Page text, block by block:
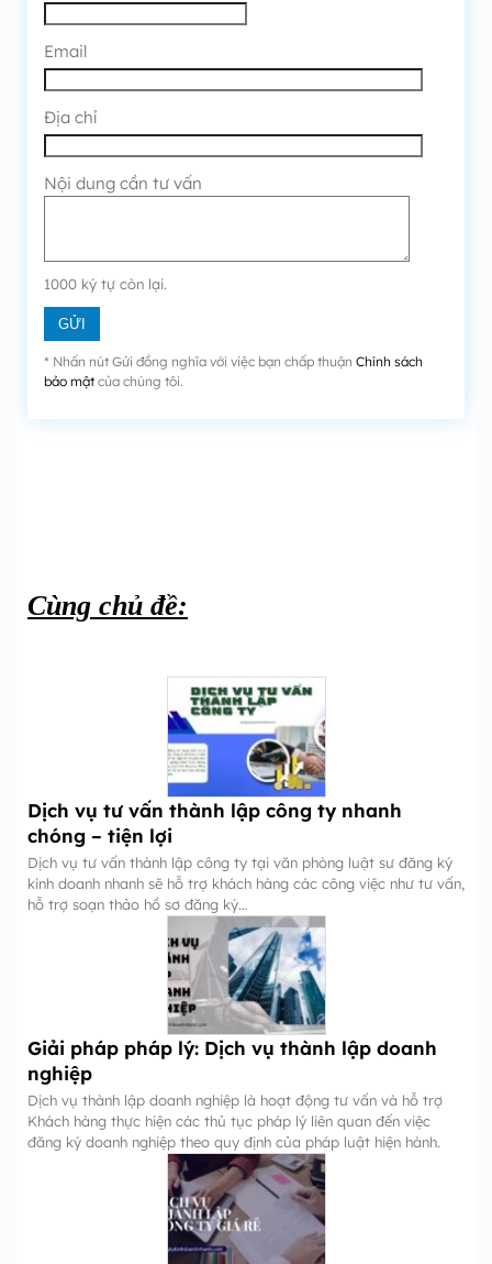
Email
Địa chỉ
Nội dung cần tư vấn
1000 ký tự còn lại.
* Nhấn nút Gửi đồng nghĩa với việc bạn chấp thuận Chính sách
bảo mậtcủa chúng tôi.
Cùng chủ đề:
Dịch vụ tư vấn thành lập công ty nhanh
chóng – tiện lợi
Dịch vụ tư vấn thành lập công ty tại văn phòng luật sư đăng ký
kinh doanh nhanh sẽ hỗ trợ khách hàng các công việc như tư vấn,
hỗ trợ soạn thảo hồ sơ đăng ký…
Giải pháp pháp lý: Dịch vụ thành lập doanh
nghiệp
Dịch vụ thành lập doanh nghiệp là hoạt động tư vấn và hỗ trợ
Khách hàng thực hiện các thủ tục pháp lý liên quan đến việc
đăng ký doanh nghiệp theo quy định của pháp luật hiện hành.